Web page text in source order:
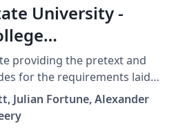
University -
Thesis
providing the pretext and
for the requirements laid
University's Honors
for use in the completion of
thesis.
Julian Fortune, Alexander